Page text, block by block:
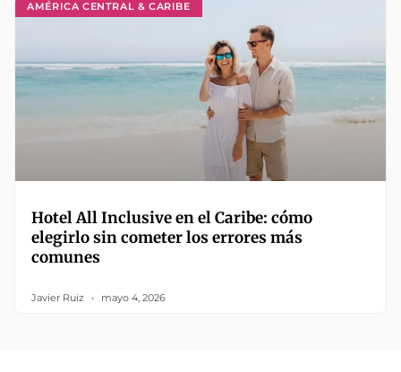
AMÉRICA CENTRAL & CARIBE
Hotel All Inclusive en el Caribe: cómo
elegirlo sin cometer los errores más
comunes
Javier Ruiz mayo 4, 2026